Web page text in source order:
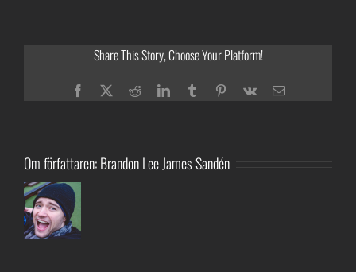
Share This Story, Choose Your Platform!
Facebook
TwitterRedditLinkedInTumblrPinterest
Vk
E-
Om författaren:Brandon Lee James Sandén